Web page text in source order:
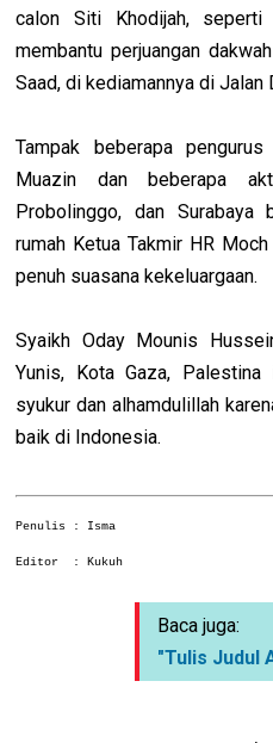
calon Siti Khodijah,
membantu perjuangan
Saad, di kediamannya di Jalan
Tampak beberapa
Muazin dan beberapa
Probolinggo, dan Surabaya
rumah Ketua Takmir HR
penuh suasana kekeluargaan.
Syaikh Oday Mounis
Yunis, Kota Gaza,
syukur dan alhamdulillah
baik di Indonesia.
Penulis : Isma
Editor : Kukuh
Baca juga:
"Tulis Judul